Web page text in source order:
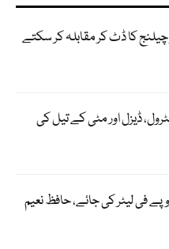
کا ڈٹ کر مقابلہ کر سکتے
ڈیزل اور مٹی کے تیل کی
کی قیمت 228 روپے فی لیٹر کی جائے، حافظ نعیم